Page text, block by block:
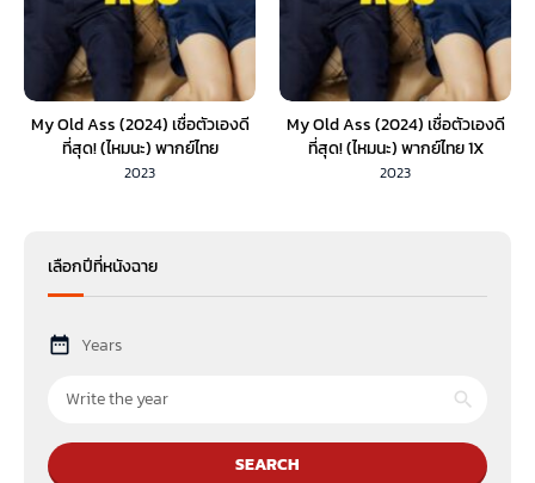
My Old Ass (2024) เชื่อตัวเองดี
ที่สุด! (ไหมนะ) พากย์ไทย
2023
My Old Ass (2024) เชื่อตัวเองดี
ที่สุด! (ไหมนะ) พากย์ไทย 1X
2023
เลือกปีที่หนังฉาย
Years
SEARCH